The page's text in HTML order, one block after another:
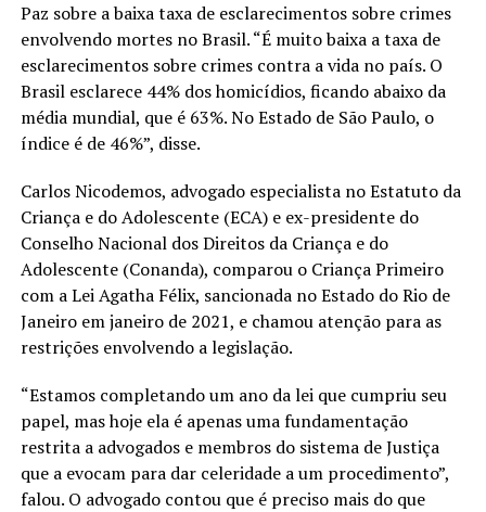
Paz sobre a baixa taxa de esclarecimentos sobre crimes
envolvendo mortes no Brasil. “É muito baixa a taxa de
esclarecimentos sobre crimes contra a vida no país. O
Brasil esclarece 44% dos homicídios, ficando abaixo da
média mundial, que é 63%. No Estado de São Paulo, o
índice é de 46%”, disse.
Carlos Nicodemos, advogado especialista no Estatuto da
Criança e do Adolescente (ECA) e ex-presidente do
Conselho Nacional dos Direitos da Criança e do
Adolescente (Conanda), comparou o Criança Primeiro
com a Lei Agatha Félix, sancionada no Estado do Rio de
Janeiro em janeiro de 2021, e chamou atenção para as
restrições envolvendo a legislação.
“Estamos completando um ano da lei que cumpriu seu
papel, mas hoje ela é apenas uma fundamentação
restrita a advogados e membros do sistema de Justiça
que a evocam para dar celeridade a um procedimento”,
falou. O advogado contou que é preciso mais do que